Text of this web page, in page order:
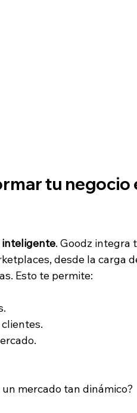
tu negocio
inteligente. Goodz integra
desde la carga
Esto te permite:
mercado tan dinámico?